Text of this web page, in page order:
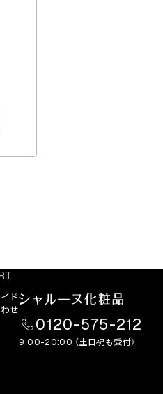
ド
せ
0120-575-212
9:00-20:00 （土日祝も受付）